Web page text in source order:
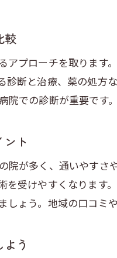
女性が安心
整体の施
埼玉県 整
肩こり腰痛
整体で改善
整体と病院
較
アプローチを取りま
診断と治療、薬の処
での診断が重要です
ト
院が多く、通いやす
を受けやすくなりま
ょう。地域の口コミ
う